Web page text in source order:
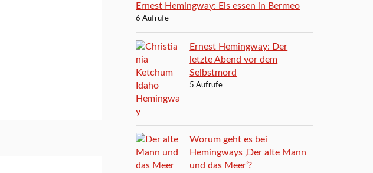
Ernest Hemingway: Eis essen in Bermeo
6 Aufrufe
Ernest Hemingway: Der
letzte Abend vor dem
Selbstmord
5 Aufrufe
Worum geht es bei
Hemingways ‚Der alte Mann
und das Meer‘?